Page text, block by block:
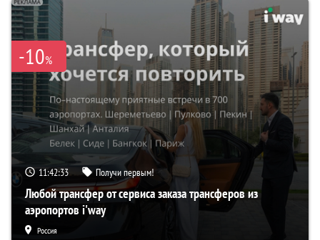
-10%
11:42:32 Получи первым!
Любой трансфер от сервиса заказа трансферов из
аэропортов i'way
Россия